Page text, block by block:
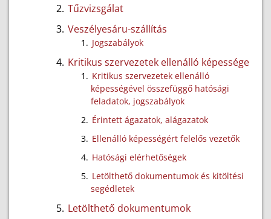
Tűzvizsgálat
Veszélyesáru-szállítás
Jogszabályok
Kritikus szervezetek ellenálló képessége
Kritikus szervezetek ellenálló
képességével összefüggő hatósági
feladatok, jogszabályok
Érintett ágazatok, alágazatok
Ellenálló képességért felelős vezetők
Hatósági elérhetőségek
Letölthető dokumentumok és kitöltési
segédletek
Letölthető dokumentumok